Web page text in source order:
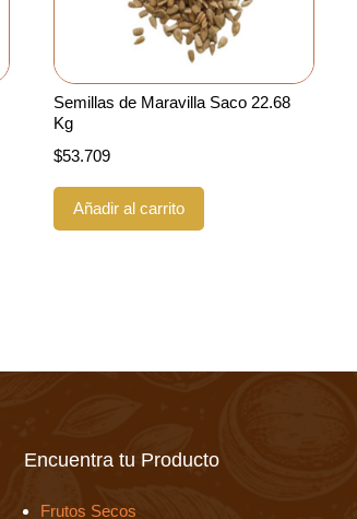
Semillas de Maravilla Saco 22.68
Kg
$53.709
Añadir al carrito
Encuentra tu Producto
Frutos Secos